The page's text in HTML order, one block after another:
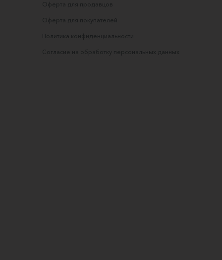
Оферта для продавцов
Оферта для покупателей
Политика конфиденциальности
Согласие на обработку персональных данных